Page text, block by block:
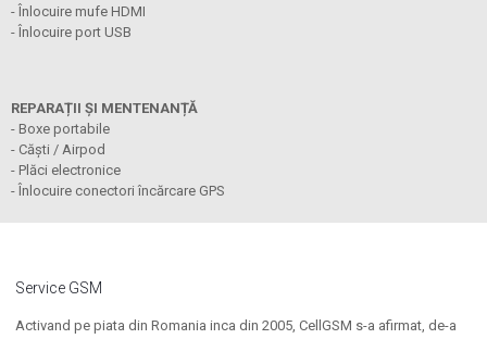
- Înlocuire mufe HDMI
- Înlocuire port USB
REPARAȚII ȘI MENTENANȚĂ
- Boxe portabile
- Căști / Airpod
- Plăci electronice
- Înlocuire conectori încărcare GPS
Service GSM
Activand pe piata din Romania inca din 2005, CellGSM s-a afirmat, de-a